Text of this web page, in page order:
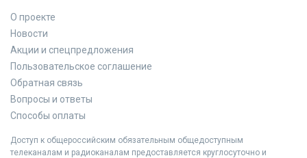
О проекте
Новости
Акции и спецпредложения
Пользовательское соглашение
Обратная связь
Вопросы и ответы
Способы оплаты
Доступ к общероссийским обязательным общедоступным
телеканалам и радиоканалам предоставляется круглосуточно и